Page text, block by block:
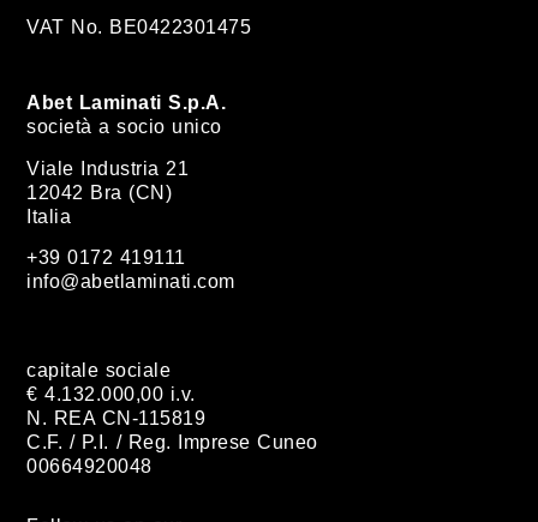
VAT No. BE0422301475
Abet Laminati S.p.A.
società a socio unico
Viale Industria 21
12042 Bra (CN)
Italia
+39 0172 419111
info@abetlaminati.com
capitale sociale
€ 4.132.000,00 i.v.
N. REA CN-115819
C.F. / P.I. / Reg. Imprese Cuneo
00664920048